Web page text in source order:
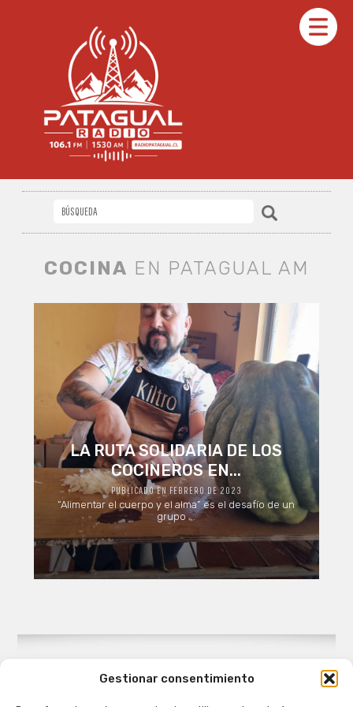
Gestionar consentimiento
COCINA EN PATAGUAL AM
LA RUTA SOLIDARIA DE LOS
COCINEROS EN...
PUBLICADO EN FEBRERO DE 2023
“Alimentar el cuerpo y el alma” es el desafío de un
grupo ...